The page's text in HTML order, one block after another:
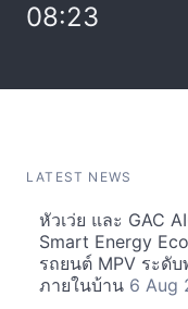
08:23
LATEST NEWS
หัวเว่ย และ GAC
Smart Energy
รถยนต์ MPV ระดั
ภายในบ้าน 6 Aug